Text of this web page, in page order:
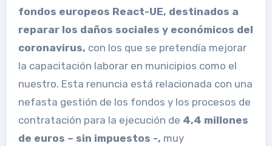
fondos europeos React-UE, destinados a
reparar los daños sociales y económicos del
coronavirus, con los que se pretendía mejorar
la capacitación laborar en municipios como el
nuestro. Esta renuncia está relacionada con una
nefasta gestión de los fondos y los procesos de
contratación para la ejecución de 4,4 millones
de euros – sin impuestos -, muy